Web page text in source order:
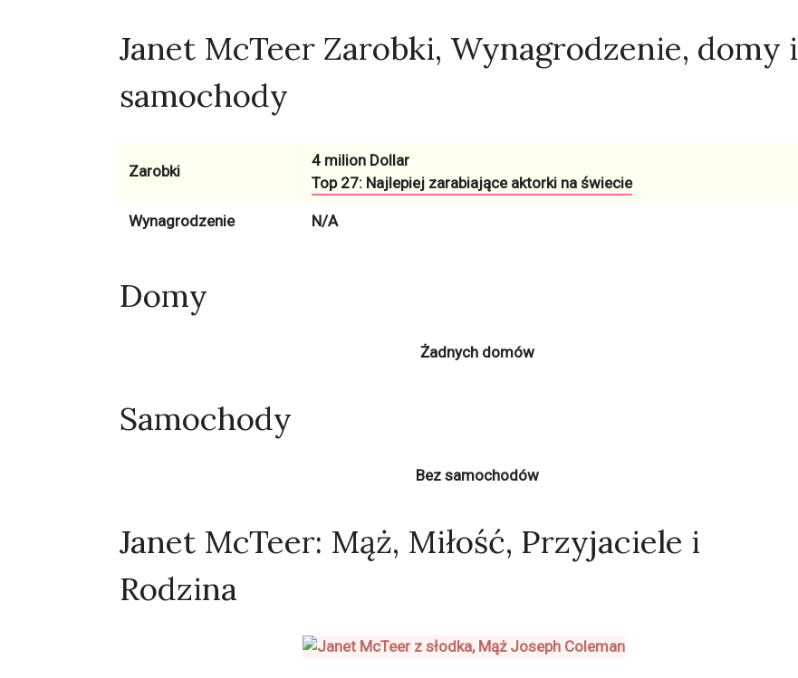
Janet McTeer Zarobki, Wynagrodzenie, domy i
samochody
Zarobki
4 milion Dollar
Top 27: Najlepiej zarabiające aktorki na świecie
Wynagrodzenie N/A
Domy
Żadnych domów
Samochody
Bez samochodów
Janet McTeer: Mąż, Miłość, Przyjaciele i
Rodzina